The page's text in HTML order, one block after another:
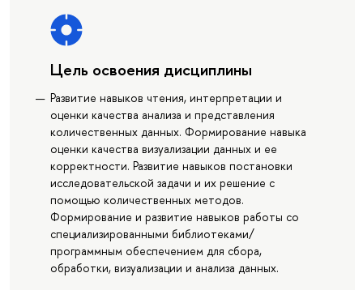
Цель освоения дисциплины
Развитие навыков чтения, интерпретации и
оценки качества анализа и представления
количественных данных. Формирование навыка
оценки качества визуализации данных и ее
корректности. Развитие навыков постановки
исследовательской задачи и их решение с
помощью количественных методов.
Формирование и развитие навыков работы со
специализированными библиотеками/
программным обеспечением для сбора,
обработки, визуализации и анализа данных.